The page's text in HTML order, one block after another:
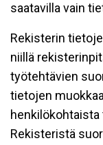
saatavilla vain
Rekisterin
niillä
työtehtävien
tietojen
Rekisteristä